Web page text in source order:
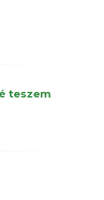
teszem